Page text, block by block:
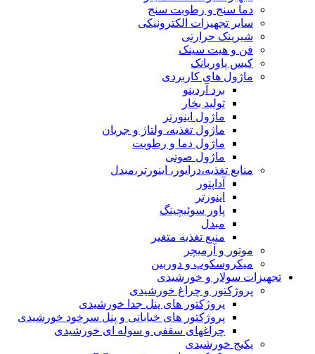
دما سنج و رطوبت سنج
سایر تجهیزات الکترونیکی
شیرینک حرارتی
فن و هیت سینک
کیس پاوربانک
ماژول های کاربردی
برد آردینو
تولید بخار
ماژول اینورتر
ماژول تغذیه، ولتاژ و جریان
ماژول دما و رطوبت
ماژول صوتی
منابع تغذیه،درایور، اینورتر،مبدل
آداپتور
اینورتر
پاور سوئیچینگ
مبدل
منبع تغذیه متغیر
موتور و آرمیچر
میکروسکوپ و دوربین
تجهیزات سولار و خورشیدی
پروژکتور و چراغ خورشیدی
پروژکتور های پنل جدا خورشیدی
پروژکتور های خیابانی و پنل سرخود خورشیدی
چراغهای سقفی و سوله ای خورشیدی
پکیج خورشیدی